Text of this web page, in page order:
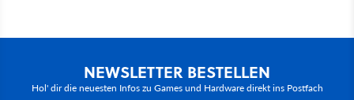
NEWSLETTER BESTELLEN
Hol' dir die neuesten Infos zu Games und Hardware direkt ins Postfach